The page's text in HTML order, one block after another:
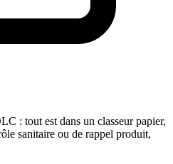
: tout est dans un classeur papier,
sanitaire ou de rappel produit,